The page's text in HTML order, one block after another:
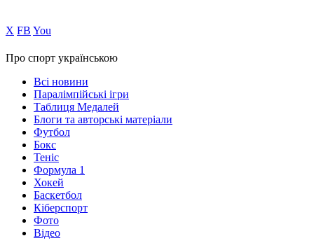
Х FB You
Про спорт українською
Всі новини
Паралімпійські ігри
Таблиця Медалей
Блоги та авторські матеріали
Футбол
Бокс
Теніс
Формула 1
Хокей
Баскетбол
Кіберспорт
Фото
Відео